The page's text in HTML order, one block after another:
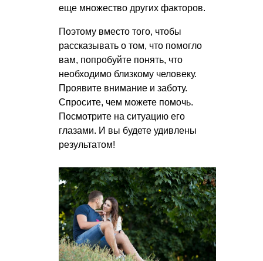
еще множество других факторов.
Поэтому вместо того, чтобы
рассказывать о том, что помогло
вам, попробуйте понять, что
необходимо близкому человеку.
Проявите внимание и заботу.
Спросите, чем можете помочь.
Посмотрите на ситуацию его
глазами. И вы будете удивлены
результатом!